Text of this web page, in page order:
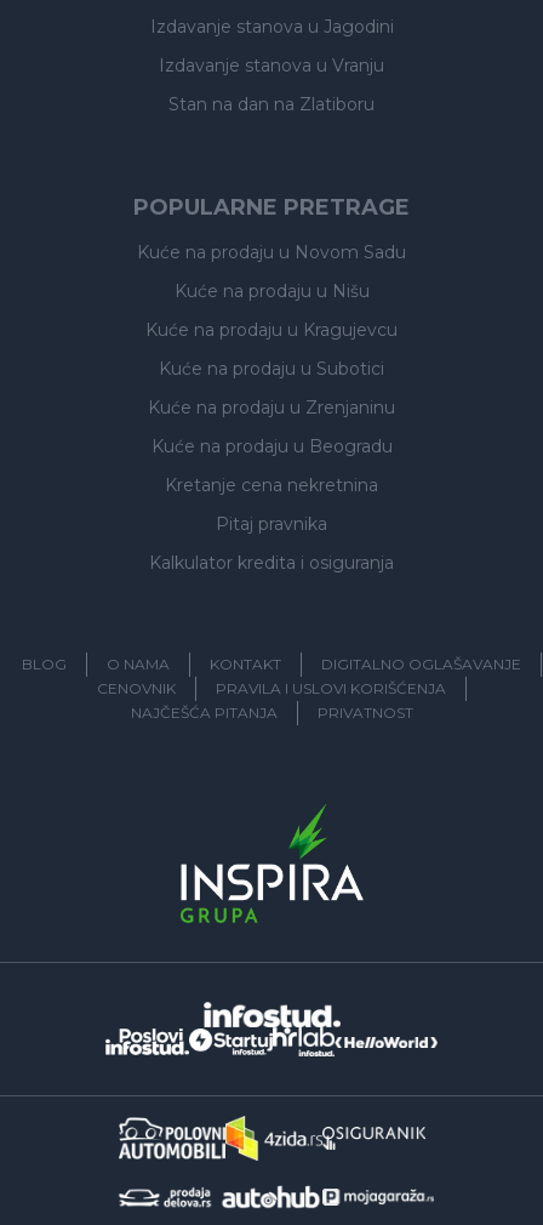
Izdavanje stanova u Jagodini
Izdavanje stanova u Vranju
Stan na dan na Zlatiboru
POPULARNE PRETRAGE
Kuće na prodaju u Novom Sadu
Kuće na prodaju u Nišu
Kuće na prodaju u Kragujevcu
Kuće na prodaju u Subotici
Kuće na prodaju u Zrenjaninu
Kuće na prodaju u Beogradu
Kretanje cena nekretnina
Pitaj pravnika
Kalkulator kredita i osiguranja
BLOG O NAMA KONTAKT
DIGITALNO OGLAŠAVANJE
CENOVNIK
PRAVILA I USLOVI KORIŠĆENJA
NAJČEŠĆA PITANJA
PRIVATNOST